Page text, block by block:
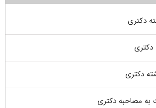
دکتری
دکتری
دکتری
به مصاحبه دکتری